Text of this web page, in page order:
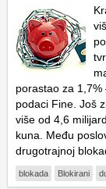
porastao za
podaci Fine. Još
više od 4,6
kuna. Među
drugotrajnoj
blokada Blokirani